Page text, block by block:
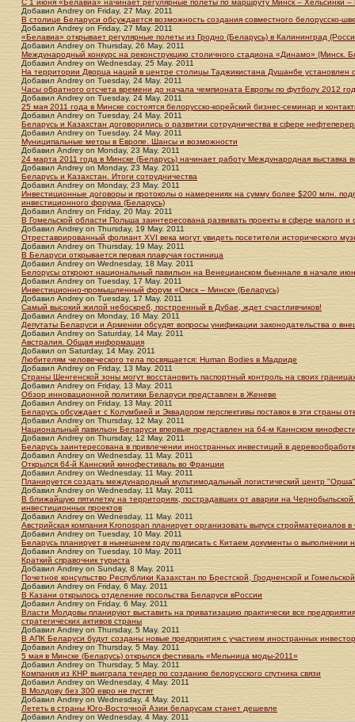
C 1 июня «Белавиа» начинает регулярные полеты по маршруту Минск – Хельсинки –
Добавил Andrey on Friday, 27 May. 2011
В столице Беларуси обсуждается возможность создания совместного белорусско-
Добавил Andrey on Friday, 27 May. 2011
«Белавиа» открывает регулярные полеты из Гродно (Беларусь) в Калининград
Добавил Andrey on Thursday, 26 May. 2011
Международный конкурс на реконструкцию столичного стадиона «Динамо» (Минск.
Добавил Andrey on Wednesday, 25 May. 2011
На территории Дворца наций в центре столицы Таджикистана Душанбе установлен
Добавил Andrey on Tuesday, 24 May. 2011
Часы обратного отсчета времени до начала чемпионата Европы по футболу 2012
Добавил Andrey on Tuesday, 24 May. 2011
25 мая 2011 года в Минске состоятся белорусско-корейский бизнес-семинар и
Добавил Andrey on Tuesday, 24 May. 2011
Беларусь и Казахстан договорились о развитии сотрудничества в сфере
Добавил Andrey on Tuesday, 24 May. 2011
Муниципальные метры в Европе. Шансы и возможности
Добавил Andrey on Monday, 23 May. 2011
24 марта 2011 года в Минске (Беларусь) начинает работу Международная выставка
Добавил Andrey on Monday, 23 May. 2011
Беларусь и Казахстан. Итоги сотрудничества
Добавил Andrey on Monday, 23 May. 2011
Инвестиционные договоры и протоколы о намерениях на сумму более $200 млн.
инвестиционного форума (Беларусь)
Добавил Andrey on Friday, 20 May. 2011
В Гомельской области Польша заинтересована развивать проекты в сфере малого и
Добавил Andrey on Thursday, 19 May. 2011
Отреставрированный фолиант XVI века могут увидеть посетители исторического
Добавил Andrey on Thursday, 19 May. 2011
В Беларуси открывается первая плавучая гостиница
Добавил Andrey on Wednesday, 18 May. 2011
Белорусы откроют национальный павильон на Венецианском бьеннале в начале
Добавил Andrey on Tuesday, 17 May. 2011
Инвестиционно-промышленный форум «Омск – Минск» (Беларусь)
Добавил Andrey on Tuesday, 17 May. 2011
Самый высокий жилой небоскреб, построенный в Дубае, ждет счастливчиков!
Добавил Andrey on Monday, 16 May. 2011
Депутаты Беларуси и Армении обсудят вопросы унификации законодательства о
Добавил Andrey on Saturday, 14 May. 2011
Австралия. Общая информация
Добавил on Saturday, 14 May. 2011
Любителям человеческого тела посвящается: Human Bodies в Мадриде
Добавил Andrey on Friday, 13 May. 2011
Страны Шенгенской зоны могут восстановить паспортный контроль на своих
Добавил Andrey on Friday, 13 May. 2011
Обзор инновационной политики Беларуси представлен в Женеве
Добавил Andrey on Friday, 13 May. 2011
Беларусь обсуждает с Колумбией и Эквадором перспективы поставок в эти страны
Добавил Andrey on Thursday, 12 May. 2011
Национальный павильон Беларуси впервые представлен на 64-м Каннском
Добавил Andrey on Thursday, 12 May. 2011
Беларусь заинтересована в привлечении иностранных инвестиций в
Добавил Andrey on Wednesday, 11 May. 2011
Открылся 64-й Каннский кинофестиваль во Франции
Добавил Andrey on Wednesday, 11 May. 2011
Планируется создать международный мультимодальный логистический центр
Добавил Andrey on Wednesday, 11 May. 2011
В ближайшую пятилетку на территориях, пострадавших от аварии на
инвестиционных проектов
Добавил Andrey on Wednesday, 11 May. 2011
Австрийская компания Kronospan планирует организовать выпуск стройматериалов
Добавил Andrey on Tuesday, 10 May. 2011
Беларусь планирует в нынешнем году подписать с Китаем документы о выполнении
Добавил Andrey on Tuesday, 10 May. 2011
Краткий справочник туриста
Добавил Andrey onSunday, 8 May. 2011
Почетное консульство Республики Казахстан по Брестской, Гродненской и
Добавил Andrey on Friday, 6 May. 2011
В Казани открылось отделение посольства Беларуси вРоссии
Добавил Andrey on Friday, 6 May. 2011
Власти Молдовы планируют выставить на приватизацию практически все
стратегических активов страны
Добавил Andrey on Thursday, 5 May. 2011
В АПК Беларуси будут созданы новые предприятия с участием иностранных
Добавил Andrey on Thursday, 5 May. 2011
5 мая в Минске (Беларусь) открылся фестиваль «Мельница моды-2011»
Добавил Andrey on Thursday, 5 May. 2011
Компания из КНР выиграла тендер по созданию белорусского спутника связи
Добавил Andrey on Wednesday, 4 May. 2011
В Молдову без 300 евро не пустят
Добавил Andrey on Wednesday, 4 May. 2011
Лететь в страны Юго-Восточной Азии беларусам станет дешевле
Добавил Andrey on Wednesday, 4 May. 2011